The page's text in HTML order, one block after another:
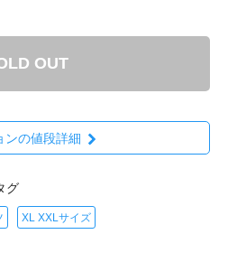
OUT
ンの値段詳細
グ
XL XXLサイズ